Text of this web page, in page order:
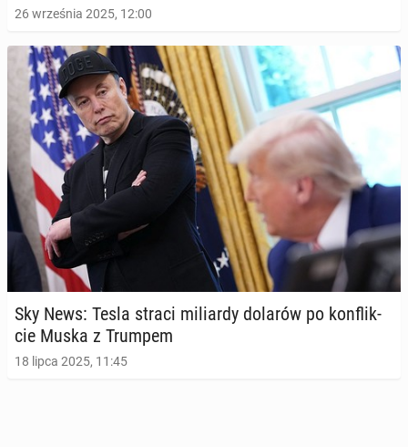
26 września 2025, 12:00
Sky News: Tesla straci mi­liar­dy dolarów po kon­flik­
cie Muska z Trumpem
18 lipca 2025, 11:45